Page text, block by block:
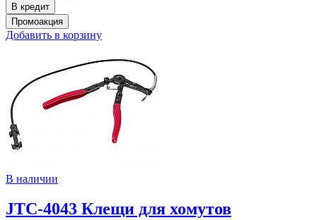
Добавить в корзину
В наличии
JTC-4043 Клещи для хомутов